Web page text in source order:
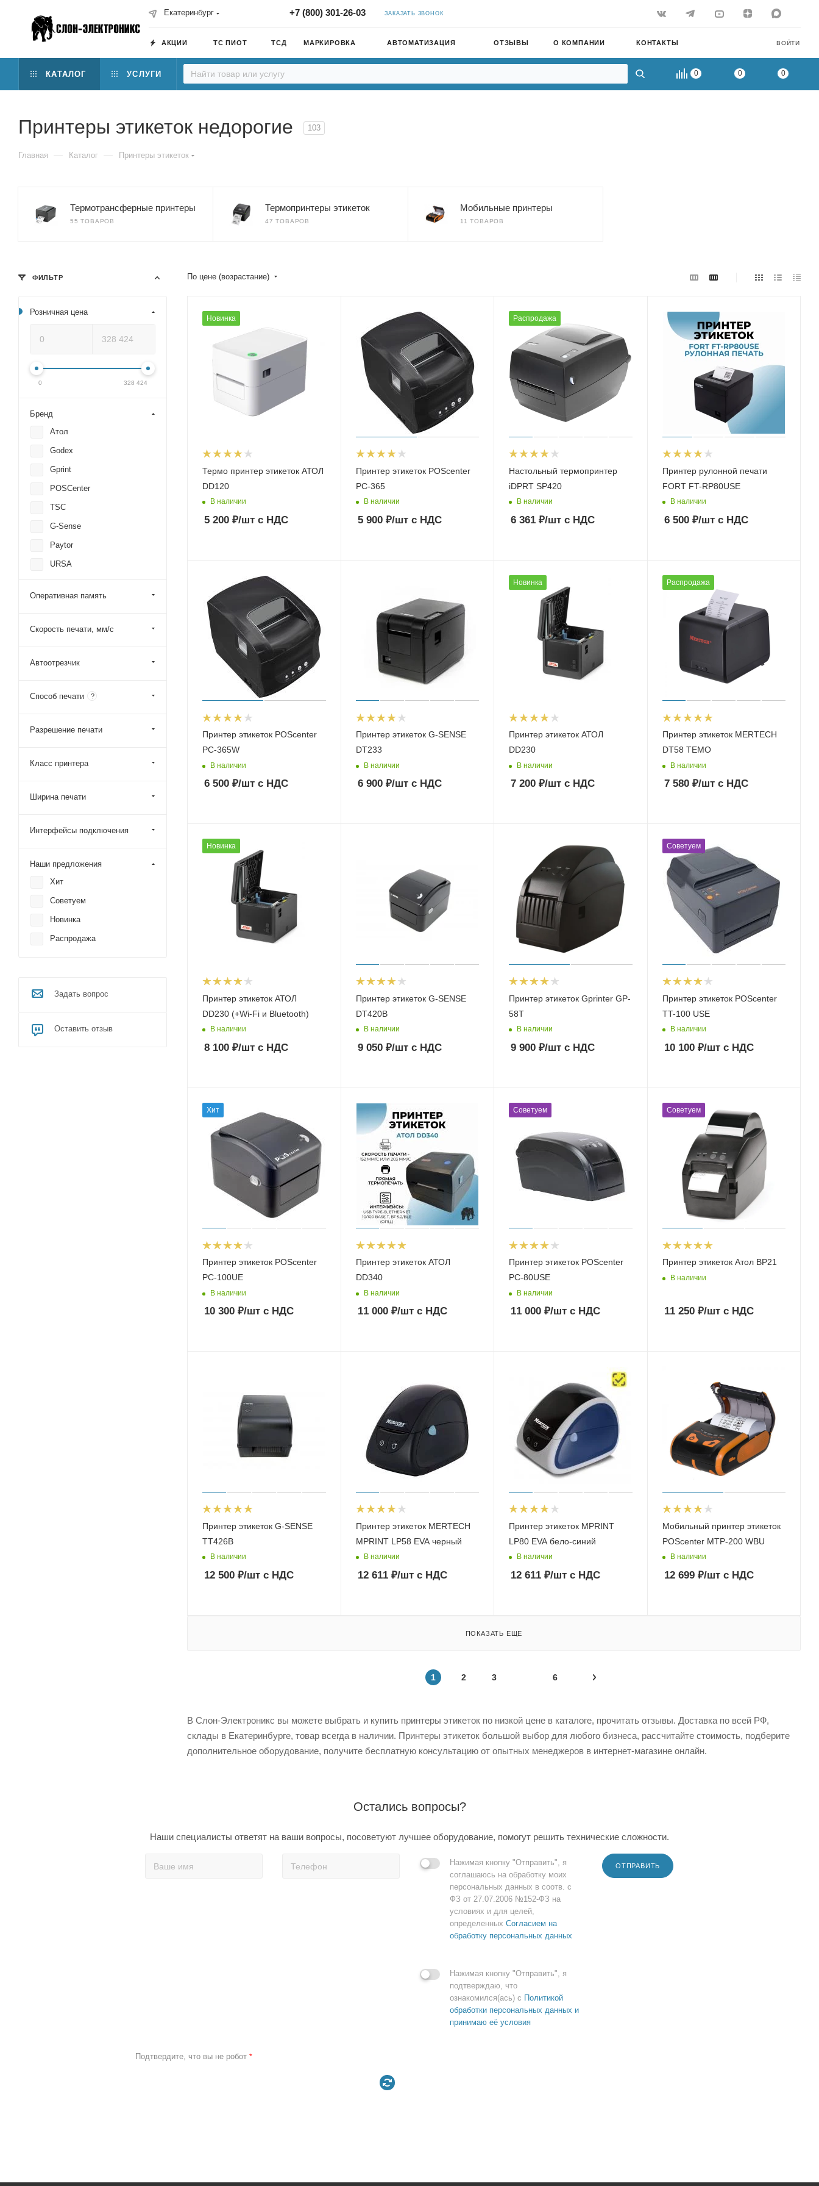
Екатеринбург +7 (800) 301-26-03 ЗАКАЗАТЬ ЗВОНОК
ВОЙТИ
АКЦИИ ТС ПИОТ ТСД МАРКИРОВКА АВТОМАТИЗАЦИЯ ОТЗЫВЫ О КОМПАНИИ КОНТАКТЫ
0 0 0
КАТАЛОГ УСЛУГИ
Принтеры этикеток недорогие 103
Главная — Каталог — Принтеры этикеток
Термотрансферные принтеры
55 ТОВАРОВ
Термопринтеры этикеток
47 ТОВАРОВ
Мобильные принтеры
11 ТОВАРОВ
По цене (возрастание)
Новинка
Термо принтер этикеток АТОЛ
DD120
В наличии
5 200 ₽/шт с НДС
Принтер этикеток POScenter
PC-365
В наличии
5 900₽/штс НДС
Распродажа
Настольный термопринтер
iDPRT SP420
В наличии
6 361 ₽/шт с НДС
Принтер рулонной печати
FORT FT-RP80USE
В наличии
6 500₽/штс НДС
Принтер этикеток POScenter
PC-365W
В наличии
6 500 ₽/шт с НДС
Принтер этикеток G-SENSE
DT233
В наличии
6 900₽/штс НДС
Новинка
Принтер этикеток АТОЛ
DD230
В наличии
7 200 ₽/шт с НДС
Распродажа
Принтер этикеток MERTECH
DT58 TEMO
В наличии
7 580₽/штс НДС
Новинка
Принтер этикеток АТОЛ
DD230 (+Wi-Fi и Bluetooth)
В наличии
8 100 ₽/шт с НДС
Принтер этикеток G-SENSE
DT420B
В наличии
9 050₽/штс НДС
Принтер этикеток Gprinter GP-
58T
В наличии
9 900 ₽/шт с НДС
Советуем
Принтер этикеток POScenter
TT-100 USE
В наличии
10 100₽/штс НДС
Хит
Принтер этикеток POScenter
PC-100UE
В наличии
10 300 ₽/шт с НДС
Принтер этикеток АТОЛ
DD340
В наличии
11 000₽/штс НДС
Советуем
Принтер этикеток POScenter
PC-80USE
В наличии
11 000 ₽/шт с НДС
Советуем
Принтер этикеток Атол BP21
В наличии
11 250₽/штс НДС
Принтер этикеток G-SENSE
TT426B
В наличии
12 500 ₽/шт с НДС
Принтер этикеток MERTECH
MPRINT LP58 EVA черный
В наличии
12 611₽/штс НДС
Принтер этикеток MPRINT
LP80 EVA бело-синий
В наличии
12 611 ₽/шт с НДС
Мобильный принтер этикеток
POScenter MTP-200 WBU
В наличии
12 699₽/штс НДС
ПОКАЗАТЬ ЕЩЕ
1 2 3 6
В Слон-Электроникс вы можете выбрать и купить принтеры этикеток по низкой цене в каталоге, прочитать отзывы. Доставка по всей РФ,
склады в Екатеринбурге, товар всегда в наличии. Принтеры этикеток большой выбор для любого бизнеса, рассчитайте стоимость, подберите
дополнительное оборудование, получите бесплатную консультацию от опытных менеджеров в интернет-магазине онлайн.
ФИЛЬТР
Розничная цена
0 328 424
Бренд
Атол
Godex
Gprint
POSCenter
TSC
G-Sense
Paytor
URSA
Оперативная память
Скорость печати, мм/с
Автоотрезчик
Способ печати ?
Разрешение печати
Класс принтера
Ширина печати
Интерфейсы подключения
Наши предложения
Хит
Советуем
Новинка
Распродажа
Задать вопрос
Оставить отзыв
Остались вопросы?
Наши специалисты ответят на ваши вопросы, посоветуют лучшее оборудование, помогут решить технические сложности.
Нажимая кнопку "Отправить", я
соглашаюсь на обработку моих
персональных данных в соотв. с
ФЗ от 27.07.2006 №152-ФЗ на
условиях и для целей,
определенных Согласием на
обработку персональных данных
Нажимая кнопку "Отправить", я
подтверждаю, что
ознакомился(ась) с Политикой
обработки персональных данных и
принимаю её условия
ОТПРАВИТЬ
Подтвердите, что вы не робот *